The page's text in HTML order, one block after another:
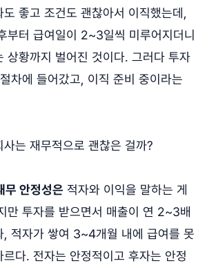
좋고 조건도 괜찮아서 이직했는데,
부터 급여일이 2~3일씩 미루어지더니
상황까지 벌어진 것이다. 그러다 투자
차에 들어갔고, 이직 준비 중이라는
는 재무적으로 괜찮은 걸까?
무 안정성은 적자와 이익을 말하는 게
만 투자를 받으면서 매출이 연 2~3배
, 적자가 쌓여 3~4개월 내에 급여를 못
다. 전자는 안정적이고 후자는 안정